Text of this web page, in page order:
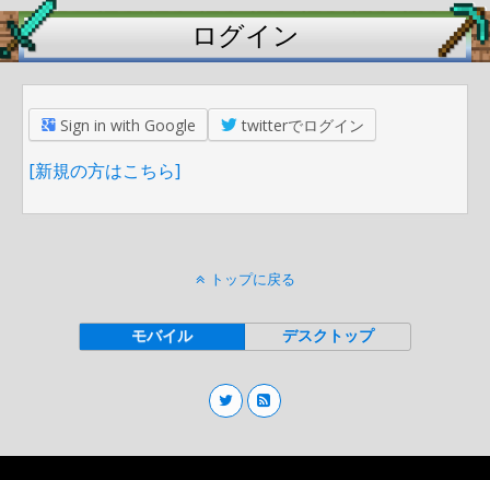
ログイン
Sign in with Google twitterでログイン
[新規の方はこちら]
トップに戻る
モバイル デスクトップ